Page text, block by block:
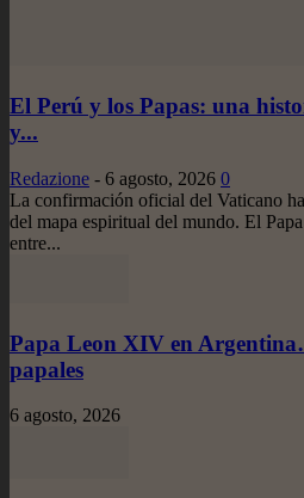
El Perú y los Papas: una
y...
Redazione - 6 agosto, 2026 0
La confirmación oficial del Vaticano
del mapa espiritual del mundo. El
entre...
Papa Leon XIV en
papales
6 agosto, 2026